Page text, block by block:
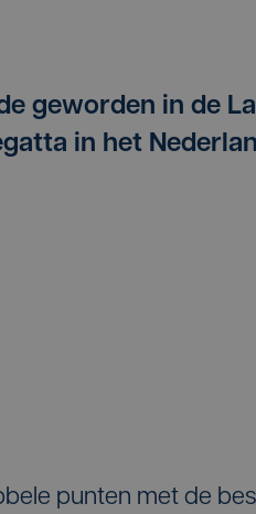
geworden in de
in het
punten met de